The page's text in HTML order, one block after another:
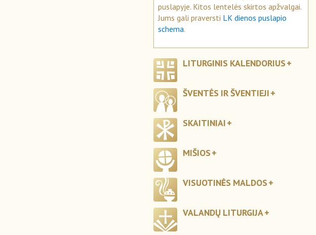
puslapyje. Kitos lentelės skirtos apžvalgai.
Jums gali praversti LK dienos puslapio
schema.
LITURGINIS KALENDORIUS
ŠVENTĖS IR ŠVENTIEJI
SKAITINIAI
MIŠIOS
VISUOTINĖS MALDOS
VALANDŲ LITURGIJA